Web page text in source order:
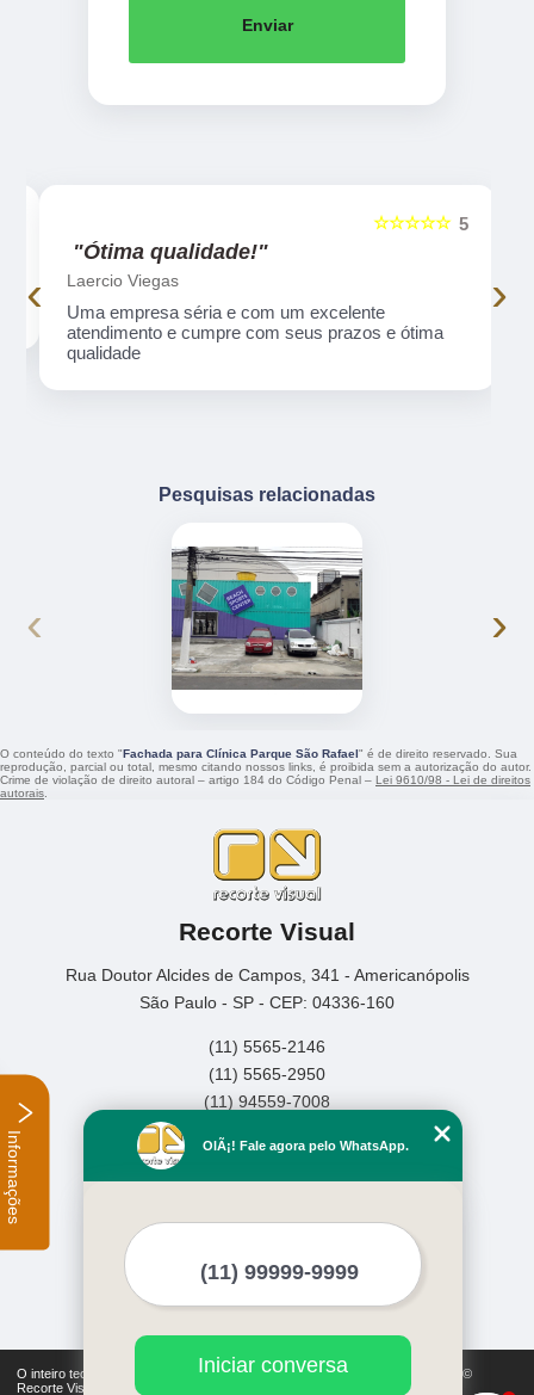
Enviar
5
☆☆☆☆☆
"Ótima qualidade!"
Laercio Viegas
Uma empresa séria e com um excelente
atendimento e cumpre com seus prazos e ótima
qualidade
‹ ›
Pesquisas relacionadas
‹ ›
O conteúdo do texto "Fachada para Clínica Parque São Rafael" é de direito reservado. Sua
reprodução, parcial ou total, mesmo citando nossos links, é proibida sem a autorização do autor.
Crime de violação de direito autoral – artigo 184 do Código Penal – Lei 9610/98 - Lei de direitos
autorais
Recorte Visual
Rua Doutor Alcides de Campos, 341 - Americanópolis
São Paulo - SP - CEP: 04336-160
(11) 5565-2146
(11) 5565-2950
(11) 94559-7008
Home
Serviços
Mapa do site
Mais Serviços
O inteiro teor deste site está sujeito à proteção de direitos autorais. Copyright©
Recorte Visual (Lei 9610 de 19/02/1998)
OlÃ¡! Fale agora pelo WhatsApp.
Iniciar conversa
Informações